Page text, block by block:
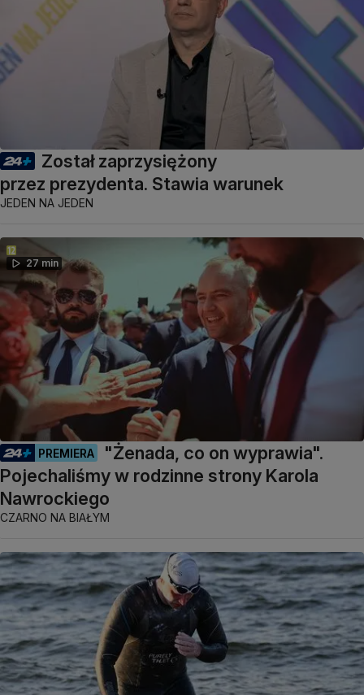
Został zaprzysiężony
przez prezydenta. Stawia warunek
JEDEN NA JEDEN
27 min
PREMIERA
"Żenada, co on wyprawia".
Pojechaliśmy w rodzinne strony Karola
Nawrockiego
CZARNO NA BIAŁYM